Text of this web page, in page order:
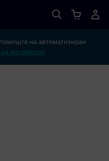
на автоматизиран
английски?